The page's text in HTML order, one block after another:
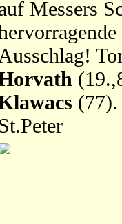
Messers
Ausschlag!
(77).
St.Peter